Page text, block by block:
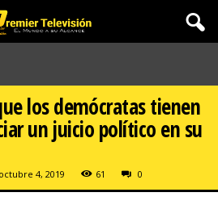
los demócratas tienen
un juicio político en su
octubre 4, 2019 61 0